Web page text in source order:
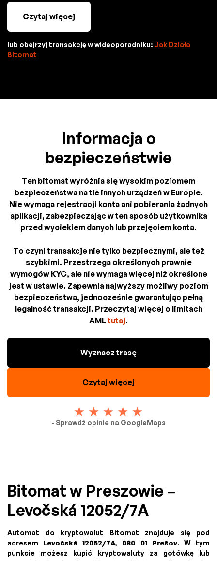
Czytaj więcej
lub obejrzyj transakcję w wideoporadniku: Jak Działa
Bitomat
Informacja o
bezpieczeństwie
Ten bitomat wyróżnia się wysokim poziomem
bezpieczeństwa na tle innych urządzeń w Europie.
Nie wymaga rejestracji konta ani pobierania żadnych
aplikacji, zabezpieczając w ten sposób użytkownika
przed wyciekiem danych lub przejęciem konta.
To czyni transakcje nie tylko bezpiecznymi, ale też
szybkimi. Przestrzega określonych prawnie
wymogów KYC, ale nie wymaga więcej niż określone
jest w ustawie. Zapewnia najwyższy możliwy poziom
bezpieczeństwa, jednocześnie gwarantując pełną
legalność transakcji. Przeczytaj więcej o limitach
AMLtutaj.
Wyznacz trasę
Czytaj więcej
- Sprawdź opinie na GoogleMaps
Bitomat w Preszowie –
Levočská 12052/7A
Automat do kryptowalut Bitomat znajduje się pod
adresem Levočská 12052/7A, 080 01 Prešov. W tym
punkcie możesz kupić kryptowaluty za gotówkę lub